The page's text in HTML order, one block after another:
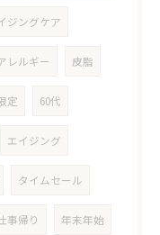
ジングケア
レルギー 皮脂
定 60代
エイジング
タイムセール
事帰り 年末年始